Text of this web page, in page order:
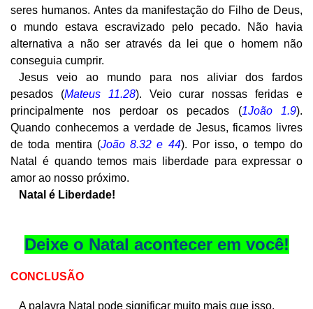
seres humanos. Antes da manifestação do Filho de Deus,
o mundo estava escravizado pelo pecado. Não havia
alternativa a não ser através da lei que o homem não
conseguia cumprir.
Jesus veio ao mundo para nos aliviar dos fardos
pesados (Mateus 11.28). Veio curar nossas feridas e
principalmente nos perdoar os pecados (1João 1.9).
Quando conhecemos a verdade de Jesus, ficamos livres
de toda mentira (João 8.32 e 44). Por isso, o tempo do
Natal é quando temos mais liberdade para expressar o
amor ao nosso próximo.
Natal é Liberdade!
Deixe o Natal acontecer em você!
CONCLUSÃO
A palavra Natal pode significar muito mais que isso.